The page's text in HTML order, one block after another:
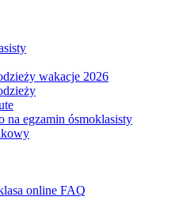
wakacje 2026
na egzamin ósmoklasisty
online FAQ